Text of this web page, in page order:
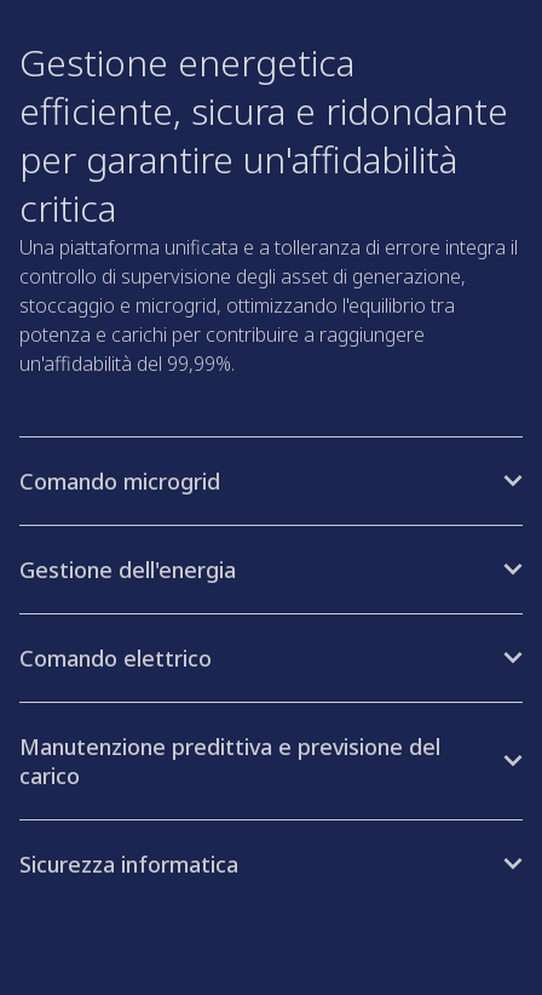
Gestione energetica
efficiente, sicura e ridondante
per garantire un'affidabilità
critica
Una piattaforma unificata e a tolleranza di errore integra il
controllo di supervisione degli asset di generazione,
stoccaggio e microgrid, ottimizzando l'equilibrio tra
potenza e carichi per contribuire a raggiungere
un'affidabilità del 99,99%.​
Comando microgrid
Gestione dell'energia​
Comando elettrico
Manutenzione predittiva e previsione del
carico
Sicurezza informatica